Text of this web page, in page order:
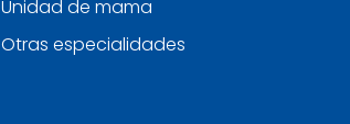
Unidad de mama
Otras especialidades